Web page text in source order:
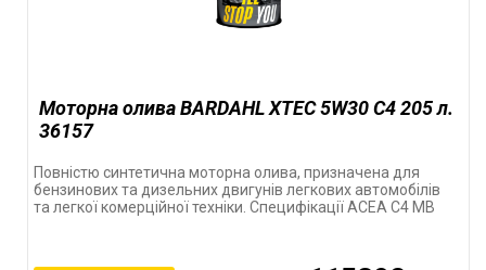
Моторна олива BARDAHL XTEC 5W30 C4 205 л.
36157
Повністю синтетична моторна олива, призначена для
бензинових та дизельних двигунів легкових автомобілів
та легкої комерційної техніки. Специфікації ACEA C4 MB